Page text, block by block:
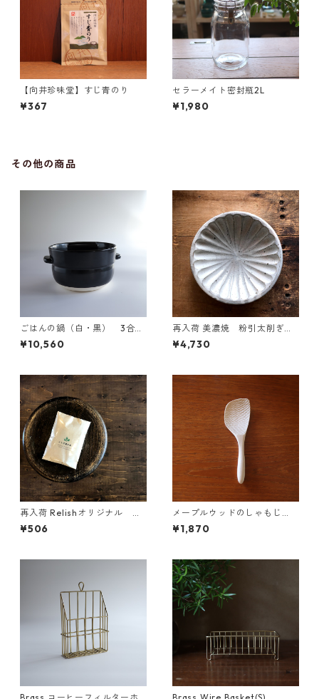
【向井珍味堂】すじ青のり
¥367
セラーメイト密封瓶2L
¥1,980
その他の商品
ごはんの鍋（白・黒） 3合炊
き かもしか道具店
¥10,560
再入荷 美濃焼 粉引太削ぎ中
鉢
¥4,730
再入荷 Relishオリジナル や
さしい香り よもぎ湯の素
ミニパック
¥506
メープルウッドのしゃもじ
（大）クラフト木の実
¥1,870